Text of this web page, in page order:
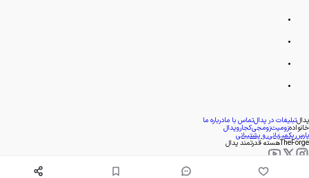
پدالتبلیغات در پدالتماس با مادرباره ما
خانوادهزومیتزومجیکجاروپدال
پارس پکمیزبانی و پشتیبانی
TheForgeهسته قدرتمند پدال
- 1393 . کپی بخش یا کل هر کدام از مطالب پدال تنها با کسب مجوز مکتوب امکان پذیر است.